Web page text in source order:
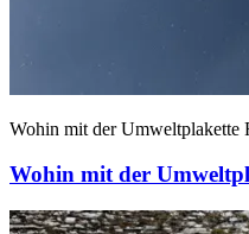
Wohin mit der Umweltplakette
Wohin mit der